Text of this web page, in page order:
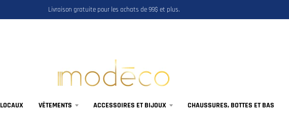
Livraison gratuite pour les achats de 99$ et plus.
VÊTEMENTS ACCESSOIRES ET BIJOUX CHAUSSURES, BOTTES ET BAS